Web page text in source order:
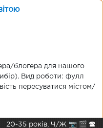
блогера для нашого
Вид роботи: фулл
пересуватися містом/
20-35 років, Ч/Ж 📷 🎬 🕿